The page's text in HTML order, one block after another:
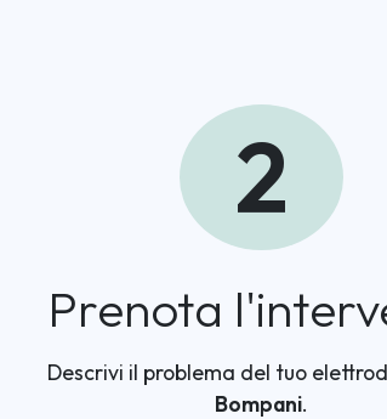
2
Prenota
Descrivi il problema del tuo
Bompani.